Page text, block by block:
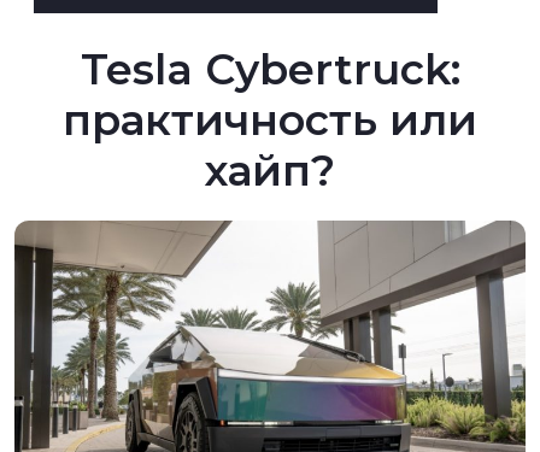
Tesla Cybertruck:
практичность или
хайп?